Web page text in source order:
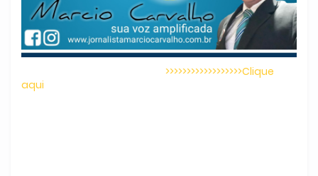
>>>>>>>>>>>>>>>>>>Clique
aqui